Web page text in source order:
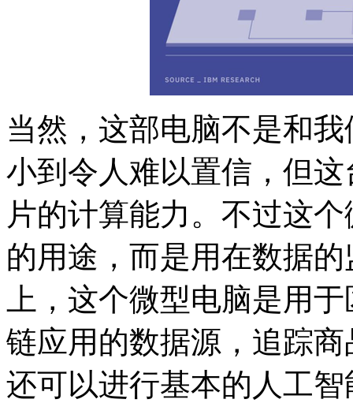
当然，这部电脑不是和
小到令人难以置信，但
片的计算能力。不过这
的用途，而是用在数据
上，这个微型电脑是用
链应用的数据源，追踪
还可以进行基本的人工